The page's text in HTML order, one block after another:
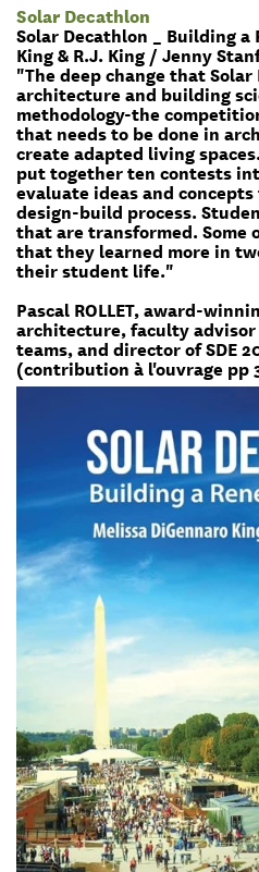
Solar Decathlon
Solar Decathlon _ Building a
King & R.J. King / Jenny
"The deep change that
architecture and building
methodology-the
that needs to be done in
create adapted living
put together ten contests
evaluate ideas and
design-build process.
that are transformed. Some
that they learned more in
their student life."
Pascal ROLLET, award-
architecture, faculty advisor
teams, and director of SDE
(contribution à l'ouvrage pp